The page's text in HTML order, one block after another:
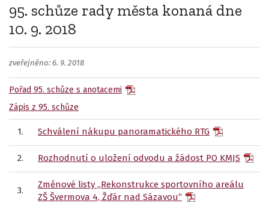
95. schůze rady města konaná dne
10. 9. 2018
zveřejněno: 6. 9. 2018
Pořad 95. schůze s anotacemi
Zápis z 95. schůze
1. Schválení nákupu panoramatického RTG
2. Rozhodnutí o uložení odvodu a žádost PO KMJS
3.
Změnové listy „Rekonstrukce sportovního areálu
ZŠ Švermova 4, Žďár nad Sázavou“